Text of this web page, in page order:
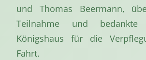
und Thomas Beermann,
Teilnahme und
Königshaus für die
Fahrt.